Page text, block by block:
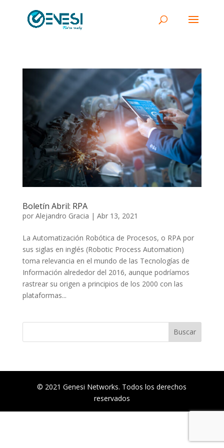
Boletín Abril: RPA
por Alejandro Gracia | Abr 13, 2021
La Automatización Robótica de Procesos, o RPA por
sus siglas en inglés (Robotic Process Automation)
toma relevancia en el mundo de las Tecnologías de
Información alrededor del 2016, aunque podríamos
rastrear su origen a principios de los 2000 con las
plataformas...
© 2021 Genesi Networks. Todos los derechos
reservados